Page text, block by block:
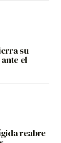
su
el
reabre